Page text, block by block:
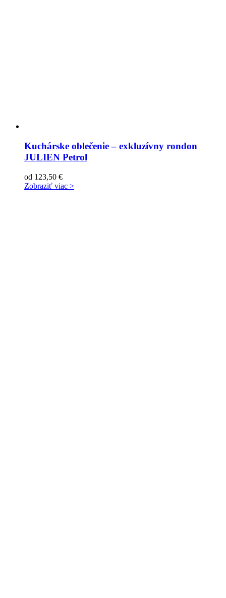
Kuchárske oblečenie – exkluzívny rondon
JULIEN Petrol
od 123,50 €
Zobraziť viac >